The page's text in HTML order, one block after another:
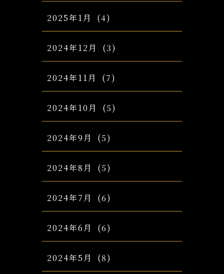
2025年1月 (4)
2024年12月 (3)
2024年11月 (7)
2024年10月 (5)
2024年9月 (5)
2024年8月 (5)
2024年7月 (6)
2024年6月 (6)
2024年5月 (8)